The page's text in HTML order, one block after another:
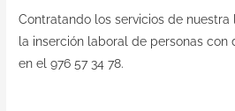
Contratando los servicios de nuestra
la inserción laboral de personas
en el 976 57 34 78.